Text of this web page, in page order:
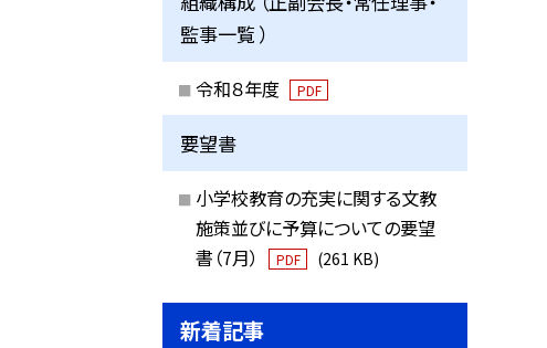
監事一覧 ）
令和８年度 PDF
要望書
小学校教育の充実に関する文教
施策並びに予算についての要望
書（7月）
PDF (261 KB)
新着記事